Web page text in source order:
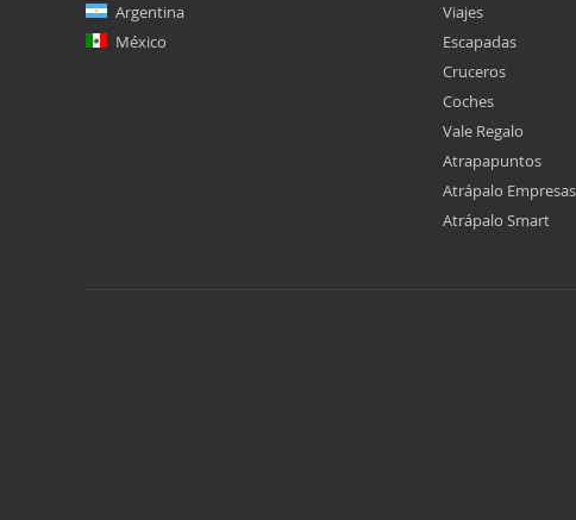
Argentina
México
Viajes
Escapadas
Cruceros
Coches
Vale Regalo
Atrapapuntos
Atrápalo Empresas
Atrápalo Smart